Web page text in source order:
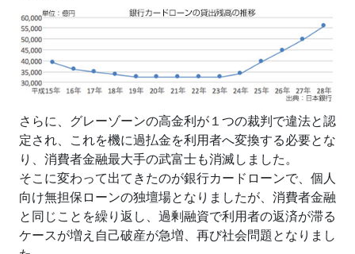
さらに、グレーゾーンの高金利が１つの裁判で違法と認
定され、これを機に過払金を利用者へ変換する必要とな
り、消費者金融最大手の武富士も消滅しました。
そこに変わって出てきたのが銀行カードローンで、個人
向け無担保ローンの独壇場となりましたが、消費者金融
と同じことを繰り返し、過剰融資で利用者の返済が滞る
ケースが増え自己破産が急増、再び社会問題となりまし